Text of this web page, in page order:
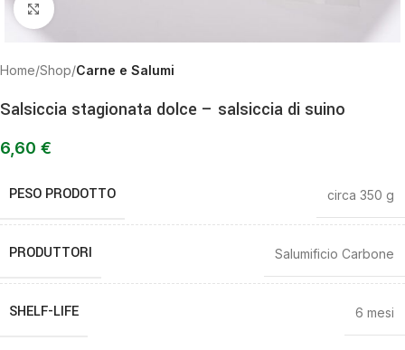
Clicca per ingrandire
Home Shop Carne e Salumi
Salsiccia stagionata dolce – salsiccia di suino
6,60 €
PESO PRODOTTO circa 350 g
PRODUTTORI Salumificio Carbone
SHELF-LIFE 6 mesi